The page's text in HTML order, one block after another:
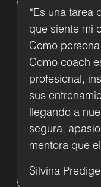
“Es una tarea
que siente mi
Como
Como coach
profesional,
sus
llegando a
segura,
mentora que
Silvina